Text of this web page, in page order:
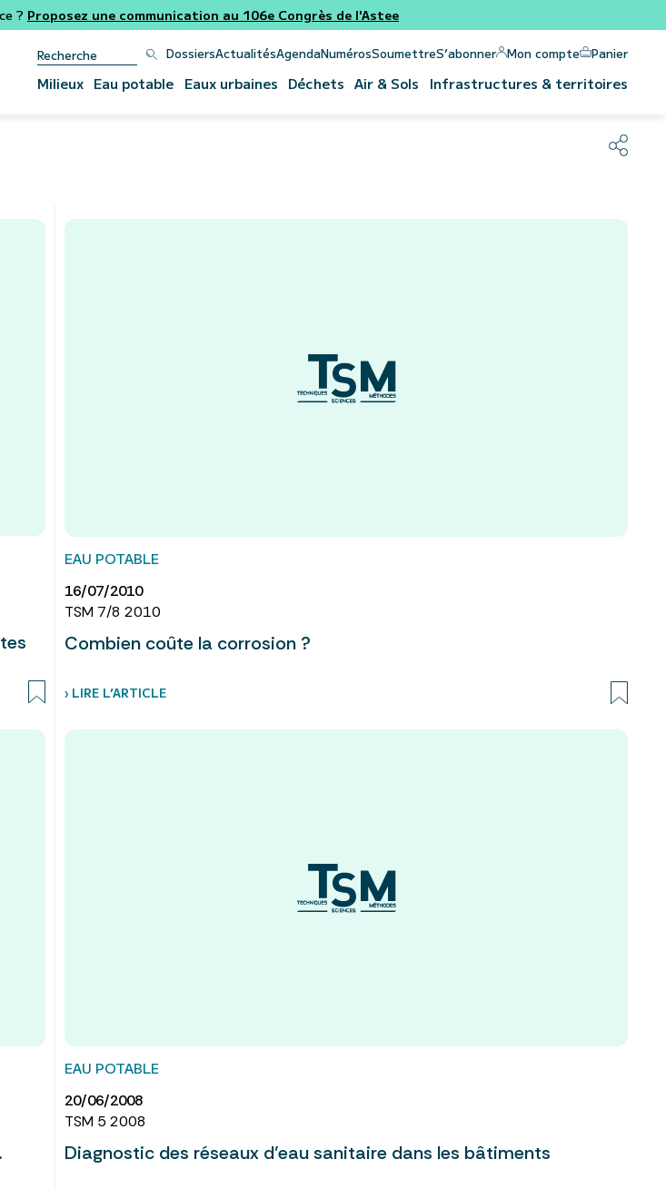
? Proposez une communication au 106e Congrès de l'Astee
DossiersActualitésAgendaNumérosSoumettreS’abonner Mon compte Panier
Milieux Eau potable Eaux urbaines Déchets Air & Sols Infrastructures & territoires
EAU POTABLE
16/07/2010
TSM 7/8 2010
Combien coûte la corrosion ?
› LIRE L’ARTICLE
EAU POTABLE
20/06/2008
TSM 5 2008
Diagnostic des réseaux d’eau sanitaire dans les bâtiments